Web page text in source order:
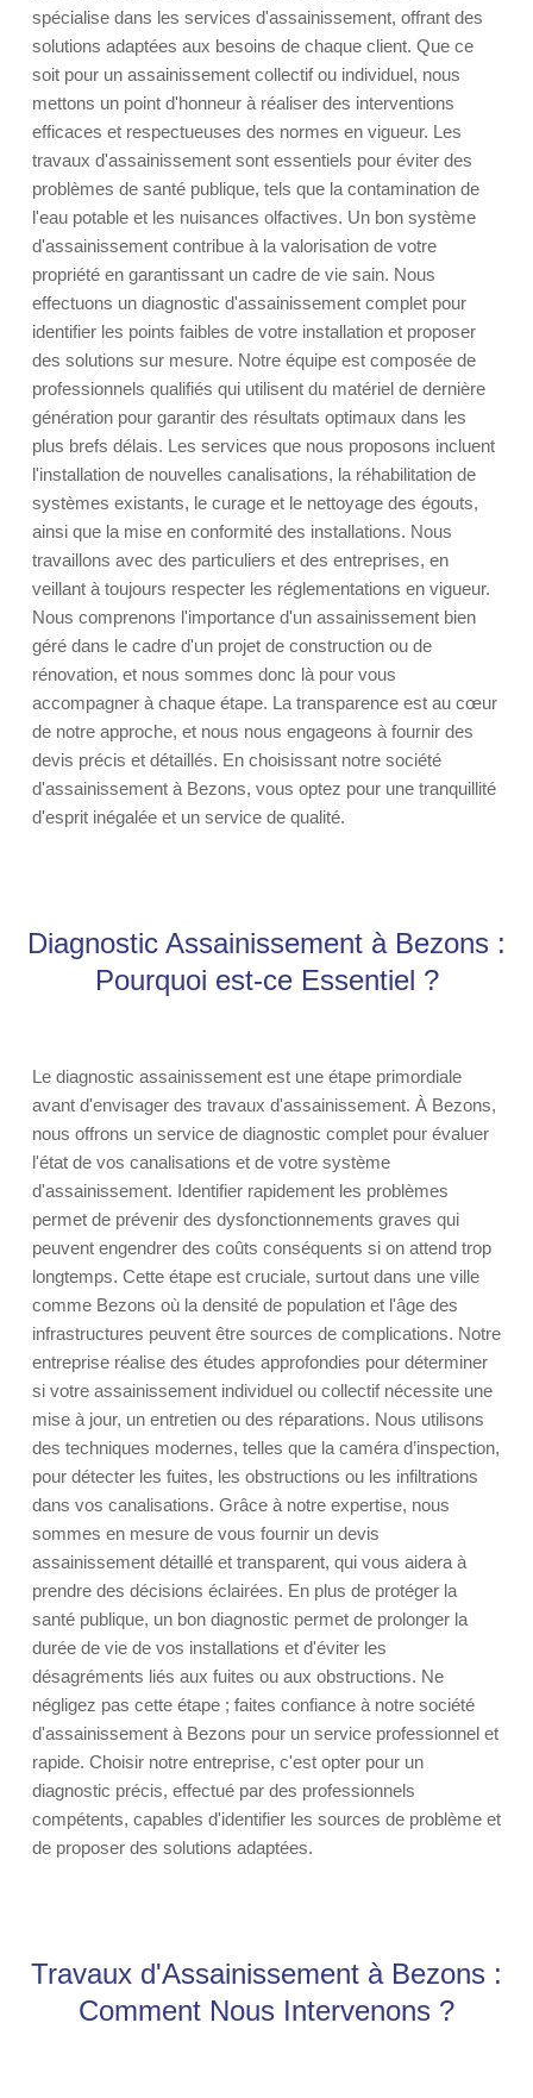
spécialise dans les services d'assainissement, offrant des
solutions adaptées aux besoins de chaque client. Que ce
soit pour un assainissement collectif ou individuel, nous
mettons un point d'honneur à réaliser des interventions
efficaces et respectueuses des normes en vigueur. Les
travaux d'assainissement sont essentiels pour éviter des
problèmes de santé publique, tels que la contamination de
l'eau potable et les nuisances olfactives. Un bon système
d'assainissement contribue à la valorisation de votre
propriété en garantissant un cadre de vie sain. Nous
effectuons un diagnostic d'assainissement complet pour
identifier les points faibles de votre installation et proposer
des solutions sur mesure. Notre équipe est composée de
professionnels qualifiés qui utilisent du matériel de dernière
génération pour garantir des résultats optimaux dans les
plus brefs délais. Les services que nous proposons incluent
l'installation de nouvelles canalisations, la réhabilitation de
systèmes existants, le curage et le nettoyage des égouts,
ainsi que la mise en conformité des installations. Nous
travaillons avec des particuliers et des entreprises, en
veillant à toujours respecter les réglementations en vigueur.
Nous comprenons l'importance d'un assainissement bien
géré dans le cadre d'un projet de construction ou de
rénovation, et nous sommes donc là pour vous
accompagner à chaque étape. La transparence est au cœur
de notre approche, et nous nous engageons à fournir des
devis précis et détaillés. En choisissant notre société
d'assainissement à Bezons, vous optez pour une tranquillité
d'esprit inégalée et un service de qualité.
Diagnostic Assainissement à Bezons :
Pourquoi est-ce Essentiel ?
Le diagnostic assainissement est une étape primordiale
avant d'envisager des travaux d'assainissement. À Bezons,
nous offrons un service de diagnostic complet pour évaluer
l'état de vos canalisations et de votre système
d'assainissement. Identifier rapidement les problèmes
permet de prévenir des dysfonctionnements graves qui
peuvent engendrer des coûts conséquents si on attend trop
longtemps. Cette étape est cruciale, surtout dans une ville
comme Bezons où la densité de population et l'âge des
infrastructures peuvent être sources de complications. Notre
entreprise réalise des études approfondies pour déterminer
si votre assainissement individuel ou collectif nécessite une
mise à jour, un entretien ou des réparations. Nous utilisons
des techniques modernes, telles que la caméra d’inspection,
pour détecter les fuites, les obstructions ou les infiltrations
dans vos canalisations. Grâce à notre expertise, nous
sommes en mesure de vous fournir un devis
assainissement détaillé et transparent, qui vous aidera à
prendre des décisions éclairées. En plus de protéger la
santé publique, un bon diagnostic permet de prolonger la
durée de vie de vos installations et d'éviter les
désagréments liés aux fuites ou aux obstructions. Ne
négligez pas cette étape ; faites confiance à notre société
d'assainissement à Bezons pour un service professionnel et
rapide. Choisir notre entreprise, c'est opter pour un
diagnostic précis, effectué par des professionnels
compétents, capables d'identifier les sources de problème et
de proposer des solutions adaptées.
Travaux d'Assainissement à Bezons :
Comment Nous Intervenons ?